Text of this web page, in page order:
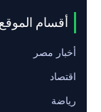
أقسام الموقع
أخبار مصر
اقتصاد
رياضة